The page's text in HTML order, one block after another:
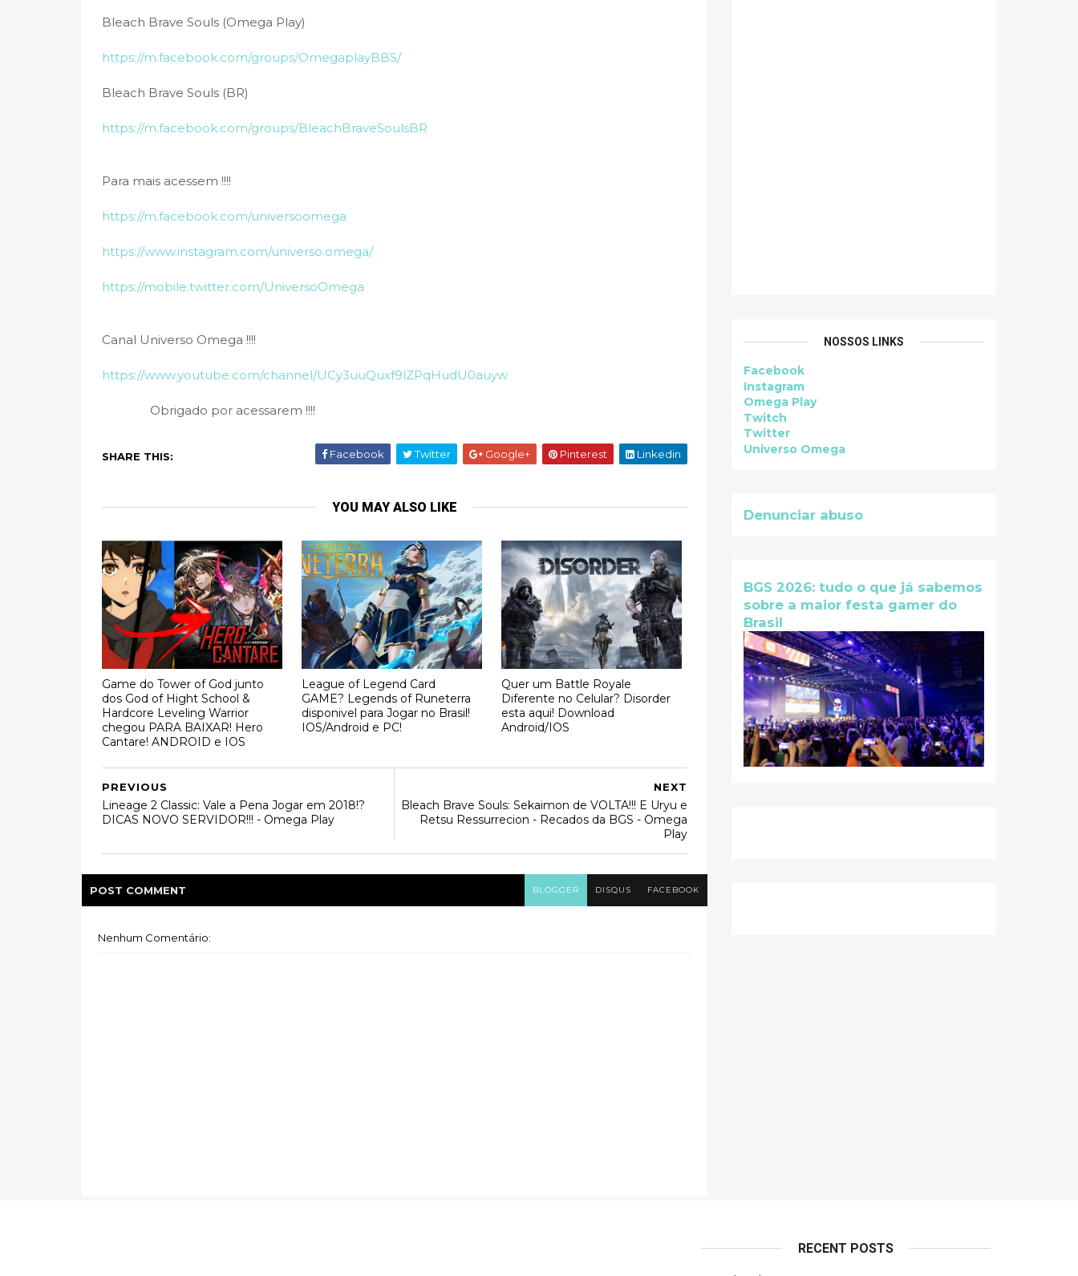
Bleach Brave Souls (Omega Play)
https://m.facebook.com/groups/OmegaplayBBS/
Bleach Brave Souls (BR)
https://m.facebook.com/groups/BleachBraveSoulsBR
Para mais acessem !!!!
https://m.facebook.com/universoomega
https://www.instagram.com/universo.omega/
https://mobile.twitter.com/UniversoOmega
Canal Universo Omega !!!!
https://www.youtube.com/channel/UCy3uuQuxf9lZPqHudU0auyw
Obrigado por acessarem !!!!
SHARE THIS: Facebook Twitter Google+ Pinterest Linkedin
YOU MAY ALSO LIKE
Game do Tower of God junto
dos God of Hight School &
Hardcore Leveling Warrior
chegou PARA BAIXAR! Hero
Cantare! ANDROID e IOS
League of Legend Card
GAME? Legends of Runeterra
disponivel para Jogar no Brasil!
IOS/Android e PC!
Quer um Battle Royale
Diferente no Celular? Disorder
esta aqui! Download
Android/IOS
NEXT
Bleach Brave Souls: Sekaimon de VOLTA!!! E Uryu e
Retsu Ressurrecion - Recados da BGS - Omega
Play
PREVIOUS
Lineage 2 Classic: Vale a Pena Jogar em 2018!?
DICAS NOVO SERVIDOR!!! - Omega Play
POST COMMENT BLOGGER DISQUS FACEBOOK
Nenhum Comentário:
NOSSOS LINKS
Facebook
Instagram
Omega Play
Twitch
Twitter
Universo Omega
Denunciar abuso
BGS 2026: tudo o que já sabemos
sobre a maior festa gamer do
Brasil
RECENT POSTS